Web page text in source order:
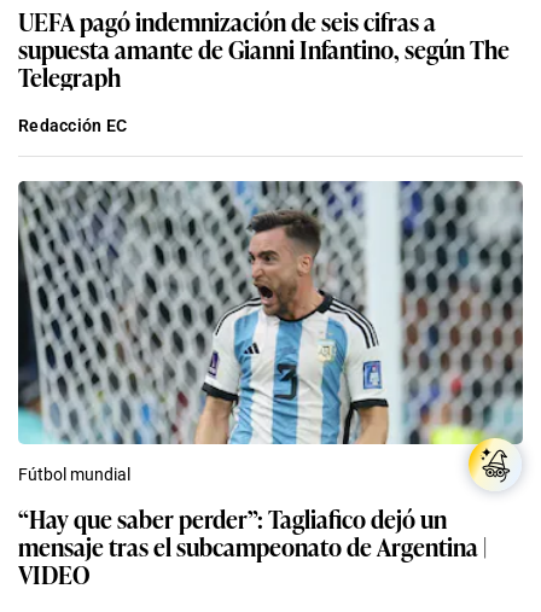
UEFA pagó indemnización de seis cifras a
supuesta amante de Gianni Infantino, según The
Telegraph
Redacción EC
Fútbol mundial
“Hay que saber perder”: Tagliafico dejó un
mensaje tras el subcampeonato de Argentina |
VIDEO